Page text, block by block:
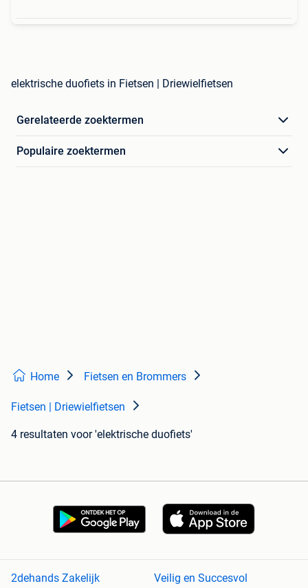
elektrische duofiets in Fietsen | Driewielfietsen
Gerelateerde zoektermen
Populaire zoektermen
Home Fietsen en Brommers
Fietsen | Driewielfietsen
4 resultaten voor 'elektrische duofiets'
2dehands Zakelijk Veilig en Succesvol